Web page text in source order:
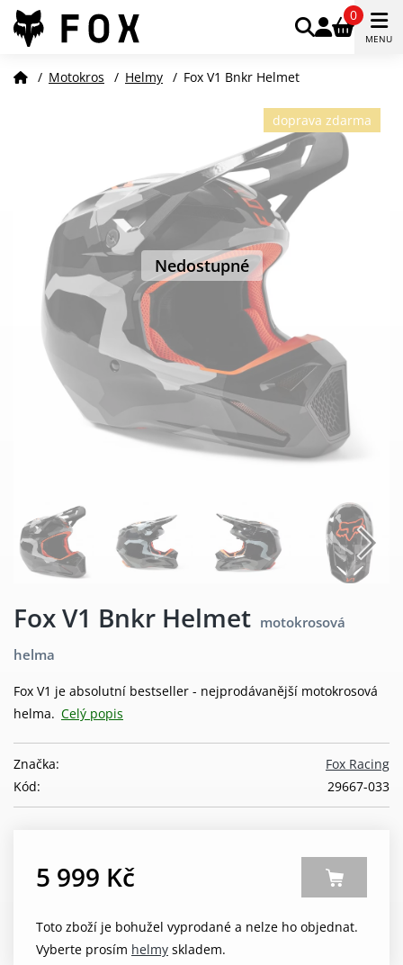
0
MENU
/ Motokros / Helmy / Fox V1 Bnkr Helmet
Nedostupné
doprava zdarma
Fox V1 Bnkr Helmet motokrosová
helma
Fox V1 je absolutní bestseller - nejprodávanější motokrosová
helma. Celý popis
Fox Racing
Značka:
29667-033
Kód:
5 999 Kč
Toto zboží je bohužel vyprodané a nelze ho objednat.
Vyberte prosím helmy skladem.